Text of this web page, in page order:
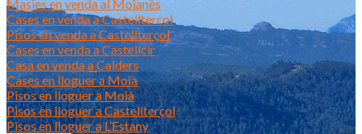
Masies en venda al Moianès
Cases en venda a Castellterçol
Pisos en venda a Castellterçol
Cases en venda a Castellcir
Casa en venda a Calders
Cases en lloguer a Moià
Pisos en lloguer a Moià
Pisos en lloguer a Castellterçol
Pisos en lloguer a L’Estany